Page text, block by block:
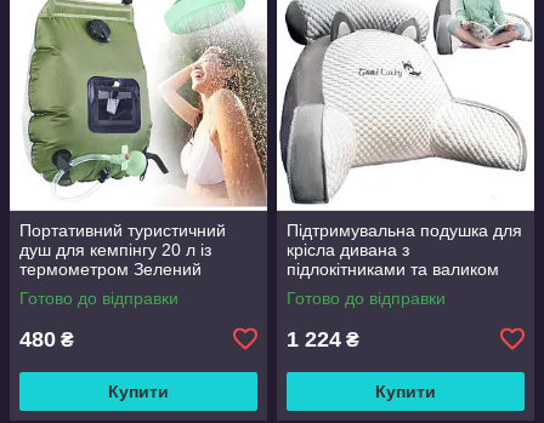
Портативний туристичний
душ для кемпінгу 20 л із
термометром Зелений
Готово до відправки
480 ₴
Купити
Підтримувальна подушка для
крісла дивана з
підлокітниками та валиком
Good Lucky
Готово до відправки
1 224 ₴
Купити